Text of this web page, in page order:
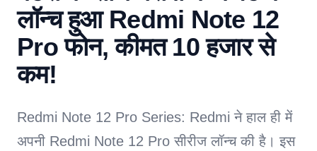
लॉन्च हुआ Redmi Note 12
Pro फोन, कीमत 10 हजार से
कम!
Redmi Note 12 Pro Series: Redmi ने हाल ही में
अपनी Redmi Note 12 Pro सीरीज लॉन्च की है। इस